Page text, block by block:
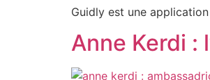
Guidly est une
Anne Kerdi :